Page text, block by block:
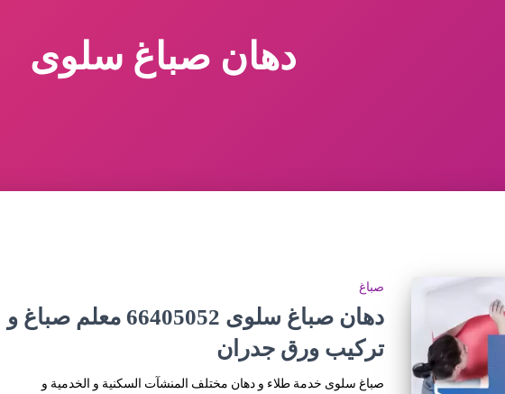
دهان صباغ سلوى
صباغ
دهان صباغ سلوى 66405052 معلم صباغ و
تركيب ورق جدران
صباغ سلوى خدمة طلاء و دهان مختلف المنشآت السكنية و الخدمية و